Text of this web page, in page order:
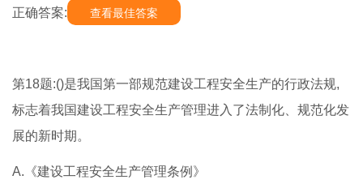
正确答案: 查看最佳答案
第18题:()是我国第一部规范建设工程安全生产的行政法规,
标志着我国建设工程安全生产管理进入了法制化、规范化发
展的新时期。
A.《建设工程安全生产管理条例》